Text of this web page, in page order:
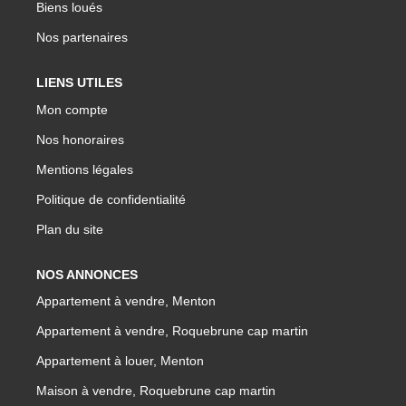
Biens loués
Nos partenaires
LIENS UTILES
Mon compte
Nos honoraires
Mentions légales
Politique de confidentialité
Plan du site
NOS ANNONCES
Appartement à vendre, Menton
Appartement à vendre, Roquebrune cap martin
Appartement à louer, Menton
Maison à vendre, Roquebrune cap martin